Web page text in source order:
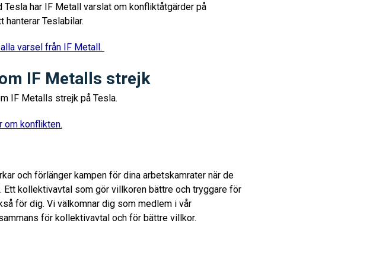
har IF Metall varslat om konfliktåtgärder på
Teslabilar.
varsel från IF Metall.
IF Metalls strejk
IF Metalls strejk på Tesla.
om konflikten.
och förlänger kampen för dina arbetskamrater när de
kollektivavtal som gör villkoren bättre och tryggare för
för dig. Vi välkomnar dig som medlem i vår
för kollektivavtal och för bättre villkor.